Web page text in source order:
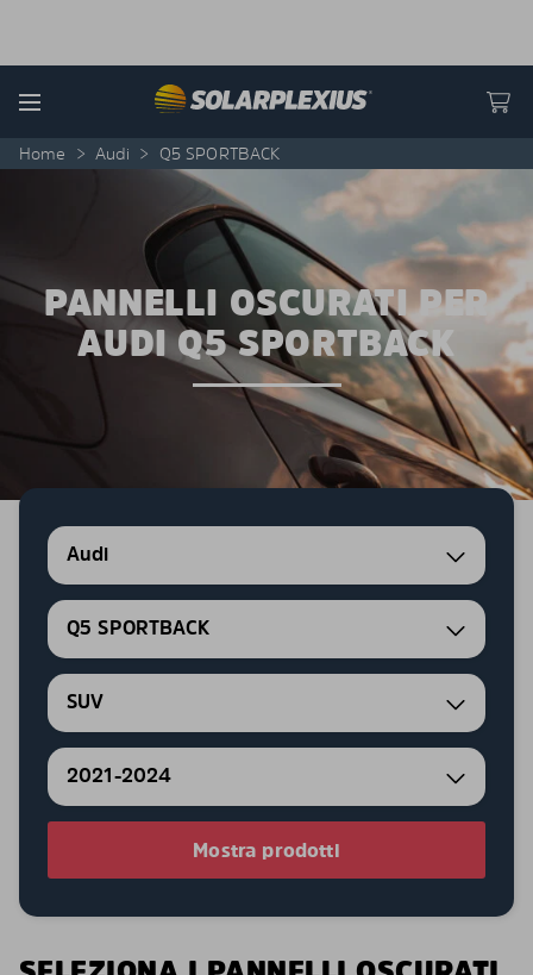
Menu
Home > Audi > Q5 SPORTBACK
PANNELLI OSCURATI PER
AUDI Q5 SPORTBACK
Audi
Q5 SPORTBACK
SUV
2021-2024
Mostra prodotti